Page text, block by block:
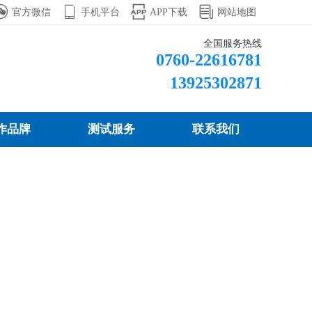
官方微信 手机平台  APP下载  网站地图
全国服务热线
0760-22616781
13925302871
品牌 测试服务 联系我们